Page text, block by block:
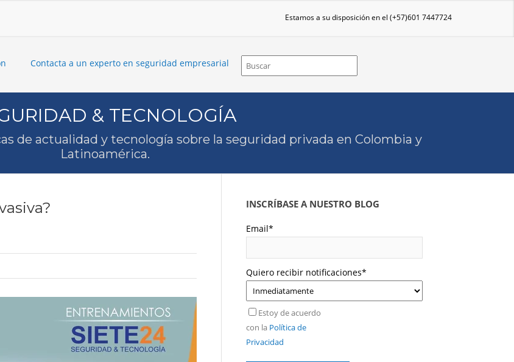
Estamos a su disposición en el (+57)601 7447724
Contacta a un experto en seguridad empresarial
& TECNOLOGÍA
de actualidad y tecnología sobre la seguridad privada en Colombia y
Latinoamérica.
INSCRÍBASE A NUESTRO BLOG
Email*
Quiero recibir notificaciones*
Estoy de acuerdo
con la Política de
Privacidad